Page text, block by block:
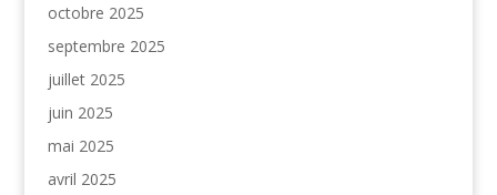
octobre 2025
septembre 2025
juillet 2025
juin 2025
mai 2025
avril 2025